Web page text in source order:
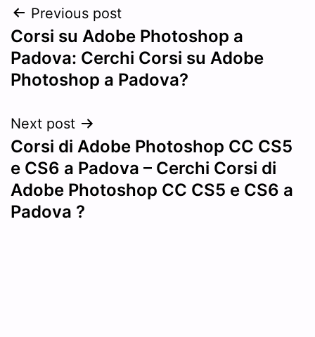
Post
navigation
Previous post
Corsi su Adobe Photoshop a
Padova: Cerchi Corsi su Adobe
Photoshop a Padova?
Next post
Corsi di Adobe Photoshop CC CS5
e CS6 a Padova – Cerchi Corsi di
Adobe Photoshop CC CS5 e CS6 a
Padova ?